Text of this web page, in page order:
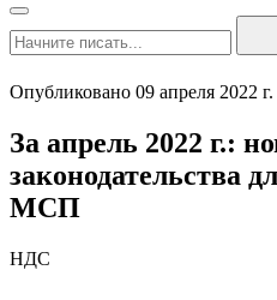
Опубликовано 09 апреля 2022 г.
За апрель 2022 г.:
законодательства
МСП
НДС